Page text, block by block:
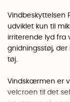
Vindbeskyttelsen
udviklet kun til
irriterende lyd fra
gnidningsstøj,
tøj.
Vindskærmen er
velcroen til det